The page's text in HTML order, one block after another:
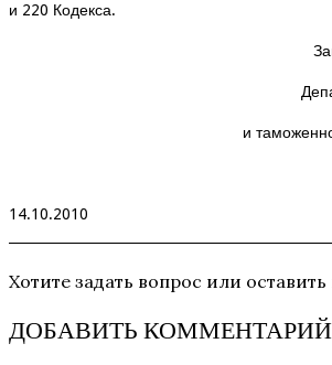
и 220 Кодекса.
и
14.10.2010
Хотите задать вопрос или
ДОБАВИТЬ КОММЕНТАРИЙ